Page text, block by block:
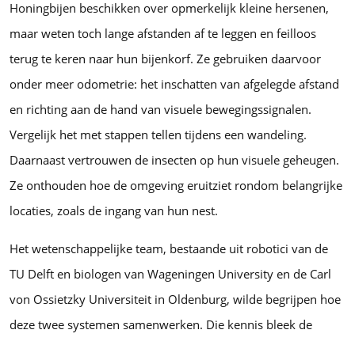
Honingbijen beschikken over opmerkelijk kleine hersenen,
maar weten toch lange afstanden af te leggen en feilloos
terug te keren naar hun bijenkorf. Ze gebruiken daarvoor
onder meer odometrie: het inschatten van afgelegde afstand
en richting aan de hand van visuele bewegingssignalen.
Vergelijk het met stappen tellen tijdens een wandeling.
Daarnaast vertrouwen de insecten op hun visuele geheugen.
Ze onthouden hoe de omgeving eruitziet rondom belangrijke
locaties, zoals de ingang van hun nest.
Het wetenschappelijke team, bestaande uit robotici van de
TU Delft en biologen van Wageningen University en de Carl
von Ossietzky Universiteit in Oldenburg, wilde begrijpen hoe
deze twee systemen samenwerken. Die kennis bleek de